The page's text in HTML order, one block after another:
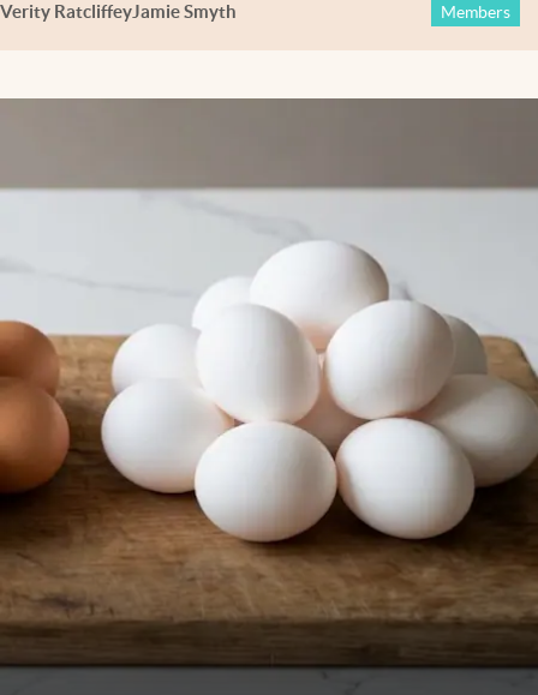
Verity RatcliffeyJamie Smyth Members